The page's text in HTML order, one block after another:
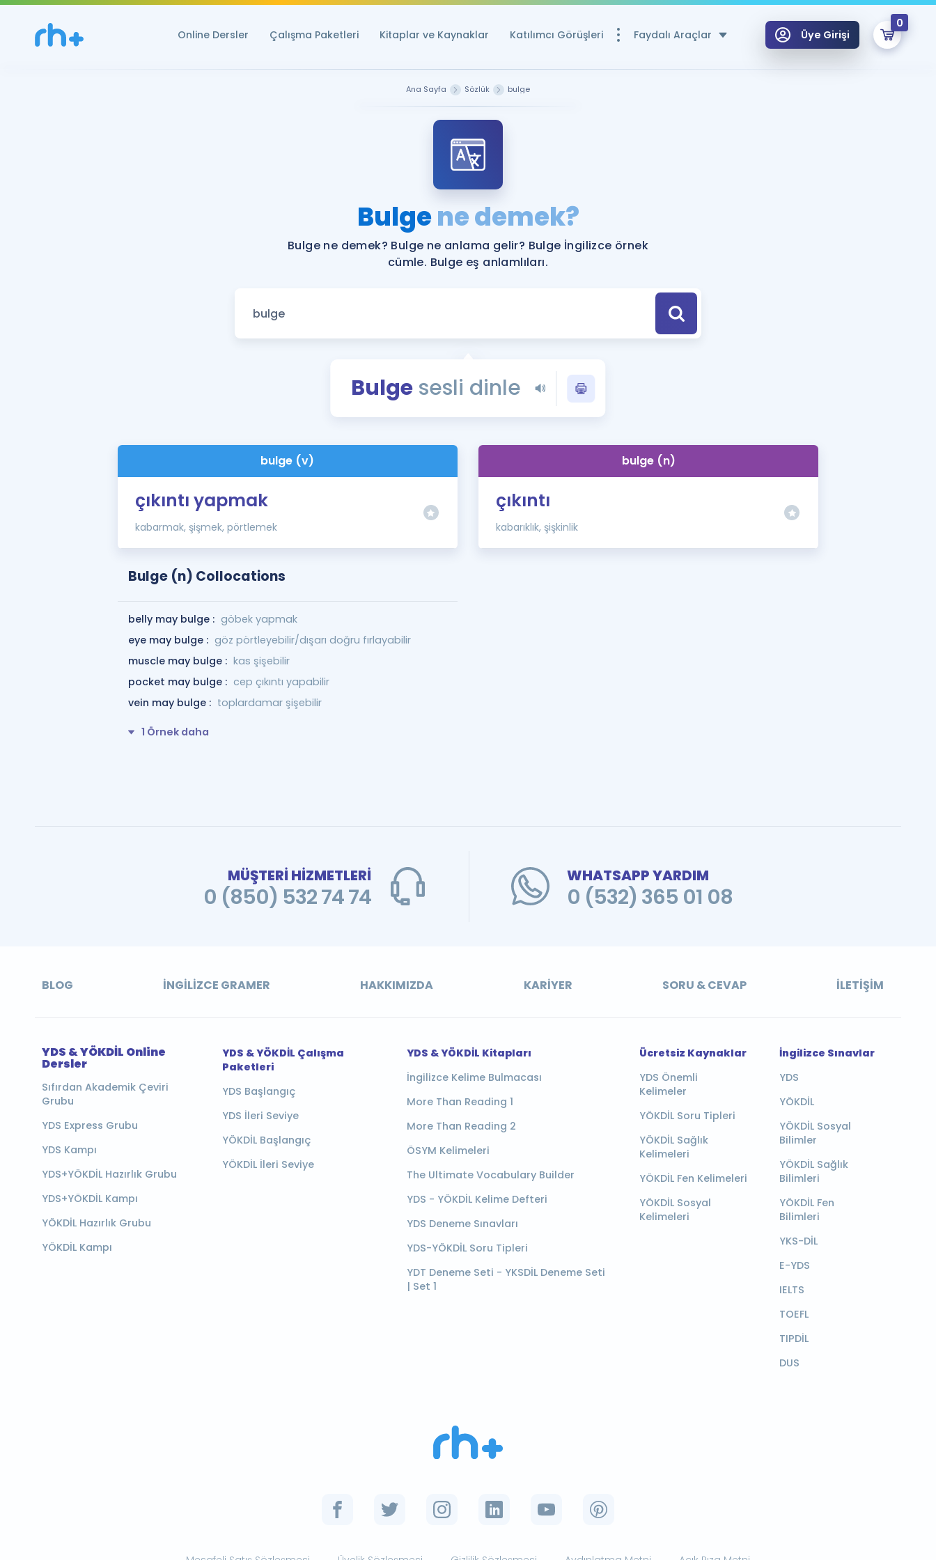
Online Dersler Çalışma Paketleri Kitaplar ve Kaynaklar Katılımcı Görüşleri Faydalı Araçlar
YDS ve YÖKDİL Puan Hesaplama Aracı
Rehberlik Aracı
YDS ve YÖKDİL'e Hazırlananlar için Öneriler
Tüm ÖSYM Sınavları Tek Takvimde
YDS - YÖKDİL Tüm Sınavlarla İlgili Haberler
İngilizce Gramer
Üye Girişi
0
Ana Sayfa Sözlük bulge
Bulgene demek?
Bulge ne demek? Bulge ne anlama gelir? Bulge İngilizce örnek
cümle. Bulge eş anlamlıları.
Bulge sesli dinle
bulge (v)
çıkıntı yapmak
kabarmak, şişmek, pörtlemek
Bulge (n) Collocations
belly may bulge : göbek yapmak
eye may bulge : göz pörtleyebilir/dışarı doğru fırlayabilir
muscle may bulge : kas şişebilir
pocket may bulge : cep çıkıntı yapabilir
vein may bulge : toplardamar şişebilir
1 Örnek daha
bulge (n)
çıkıntı
kabarıklık, şişkinlik
MÜŞTERİ HİZMETLERİ
0 (850) 532 74 74
WHATSAPP YARDIM
0 (532) 365 01 08
BLOG İNGILIZCE GRAMER HAKKIMIZDA KARIYER SORU & CEVAP İLETIŞIM
YDS & YÖKDİL Online
Dersler
Sıfırdan Akademik Çeviri
Grubu
YDS Express Grubu
YDS Kampı
YDS+YÖKDİL Hazırlık Grubu
YDS+YÖKDİL Kampı
YÖKDİL Hazırlık Grubu
YÖKDİL Kampı
YDS & YÖKDİL Çalışma
Paketleri
YDS Başlangıç
YDS İleri Seviye
YÖKDİL Başlangıç
YÖKDİL İleri Seviye
YDS & YÖKDİL Kitapları
İngilizce Kelime Bulmacası
More Than Reading 1
More Than Reading 2
ÖSYM Kelimeleri
The Ultimate Vocabulary Builder
YDS - YÖKDİL Kelime Defteri
YDS Deneme Sınavları
YDS-YÖKDİL Soru Tipleri
YDT Deneme Seti - YKSDİL Deneme Seti
| Set 1
Ücretsiz Kaynaklar
YDS Önemli
Kelimeler
YÖKDİL Soru Tipleri
YÖKDİL Sağlık
Kelimeleri
YÖKDİL Fen Kelimeleri
YÖKDİL Sosyal
Kelimeleri
İngilizce Sınavlar
YDS
YÖKDİL
YÖKDİL Sosyal
Bilimler
YÖKDİL Sağlık
Bilimleri
YÖKDİL Fen
Bilimleri
YKS-DİL
E-YDS
IELTS
TOEFL
TIPDİL
DUS